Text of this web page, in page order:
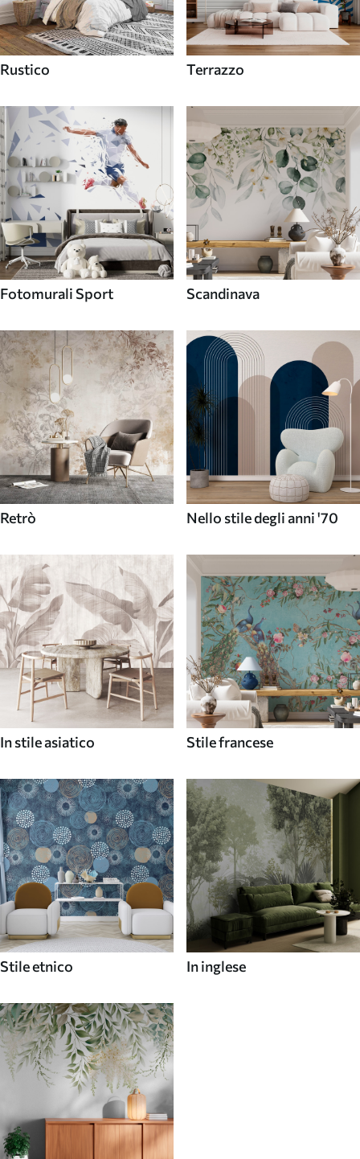
Rustico Terrazzo
Fotomurali Sport Scandinava
Retrò Nello stile degli anni '70
In stile asiatico Stile francese
Stile etnico In inglese